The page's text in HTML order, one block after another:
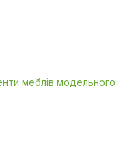
меблів модельного